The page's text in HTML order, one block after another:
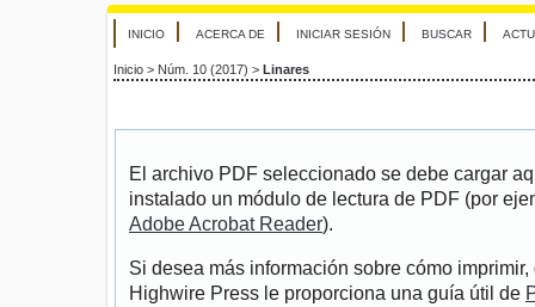
INICIO ACERCA DE INICIAR SESIÓN BUSCAR
Inicio > Núm. 10 (2017) > Linares
El archivo PDF seleccionado se debe cargar
instalado un módulo de lectura de PDF (por
Adobe Acrobat Reader).
Si desea más información sobre cómo
Highwire Press le proporciona una guía útil de